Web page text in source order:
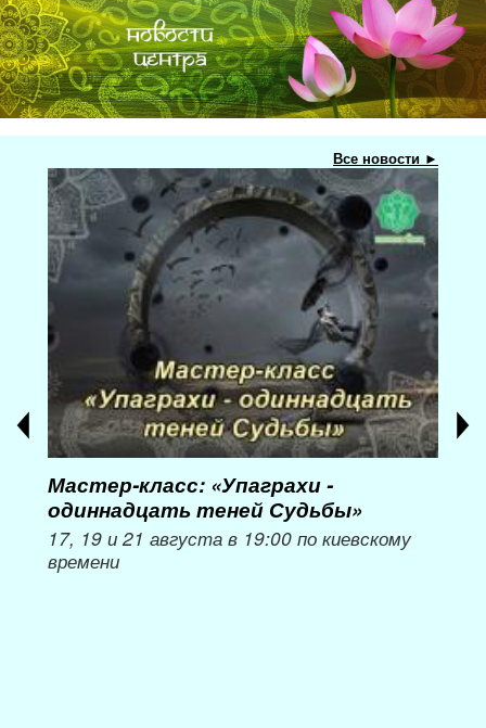
Все новости ►
Мастер-класс: «Упаграхи -
одиннадцать теней Судьбы»
17, 19 и 21 августа в 19:00 по киевскому
времени